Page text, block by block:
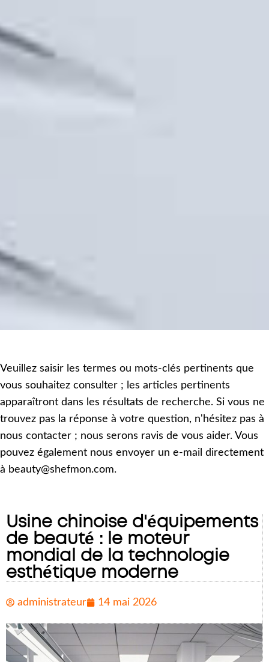
Veuillez saisir les termes ou mots-clés pertinents que
vous souhaitez consulter ; les articles pertinents
apparaîtront dans les résultats de recherche. Si vous ne
trouvez pas la réponse à votre question, n'hésitez pas à
nous contacter ; nous serons ravis de vous aider. Vous
pouvez également nous envoyer un e-mail directement
à beauty@shefmon.com.
Usine chinoise d'équipements
de beauté : le moteur
mondial de la technologie
esthétique moderne
administrateur 14 mai 2026